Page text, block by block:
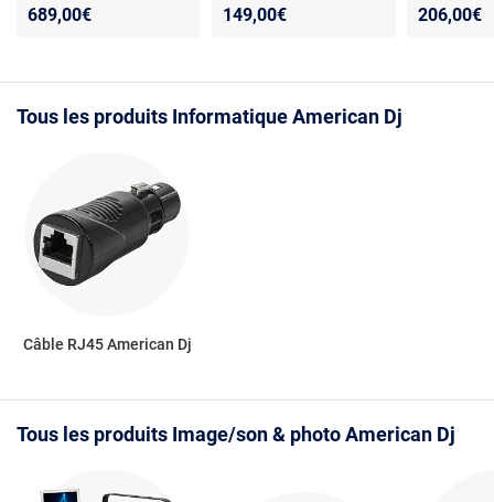
Pinspot Saber Spot WW
689,00€
durée de vie
149,00€
auto et
206,00€
Tous les produits Informatique American Dj
Câble RJ45 American Dj
Tous les produits Image/son & photo American Dj